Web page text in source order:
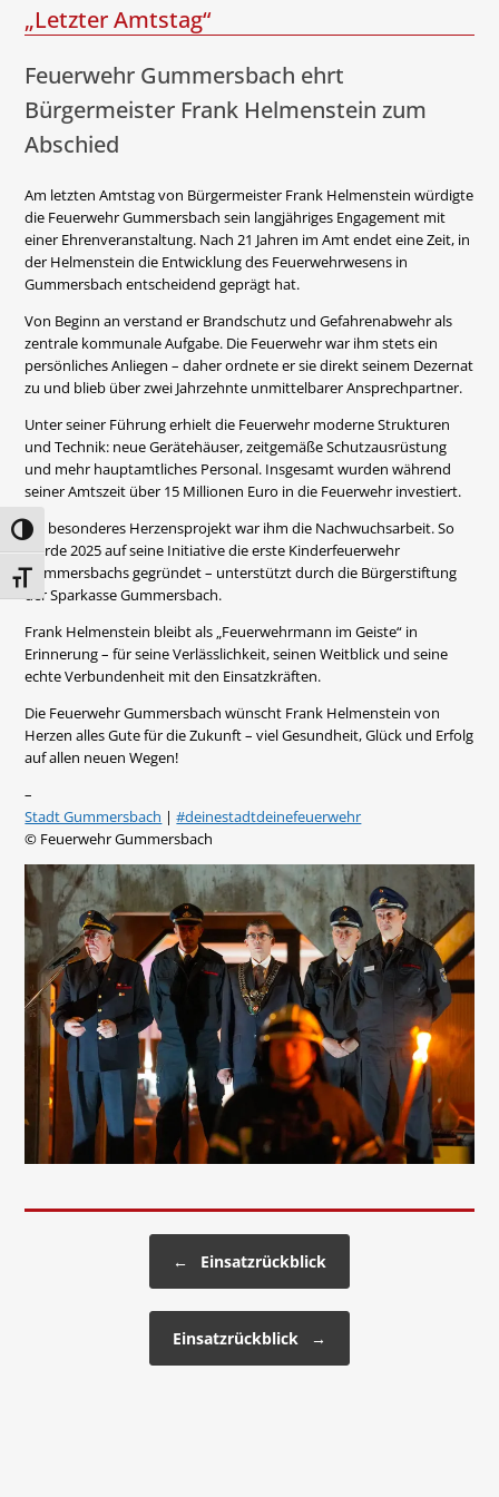
Umschalten auf hohe Kontraste
Schrift vergrößern
„Letzter Amtstag“
Feuerwehr Gummersbach ehrt
Bürgermeister Frank Helmenstein zum
Abschied
Am letzten Amtstag von Bürgermeister Frank Helmenstein würdigte
die Feuerwehr Gummersbach sein langjähriges Engagement mit
einer Ehrenveranstaltung. Nach 21 Jahren im Amt endet eine Zeit, in
der Helmenstein die Entwicklung des Feuerwehrwesens in
Gummersbach entscheidend geprägt hat.
Von Beginn an verstand er Brandschutz und Gefahrenabwehr als
zentrale kommunale Aufgabe. Die Feuerwehr war ihm stets ein
persönliches Anliegen – daher ordnete er sie direkt seinem Dezernat
zu und blieb über zwei Jahrzehnte unmittelbarer Ansprechpartner.
Unter seiner Führung erhielt die Feuerwehr moderne Strukturen
und Technik: neue Gerätehäuser, zeitgemäße Schutzausrüstung
und mehr hauptamtliches Personal. Insgesamt wurden während
seiner Amtszeit über 15 Millionen Euro in die Feuerwehr investiert.
Ein besonderes Herzensprojekt war ihm die Nachwuchsarbeit. So
wurde 2025 auf seine Initiative die erste Kinderfeuerwehr
Gummersbachs gegründet – unterstützt durch die Bürgerstiftung
der Sparkasse Gummersbach.
Frank Helmenstein bleibt als „Feuerwehrmann im Geiste“ in
Erinnerung – für seine Verlässlichkeit, seinen Weitblick und seine
echte Verbundenheit mit den Einsatzkräften.
Die Feuerwehr Gummersbach wünscht Frank Helmenstein von
Herzen alles Gute für die Zukunft – viel Gesundheit, Glück und Erfolg
auf allen neuen Wegen!
–
Stadt Gummersbach |#deinestadtdeinefeuerwehr
© Feuerwehr Gummersbach
← Einsatzrückblick
Einsatzrückblick →